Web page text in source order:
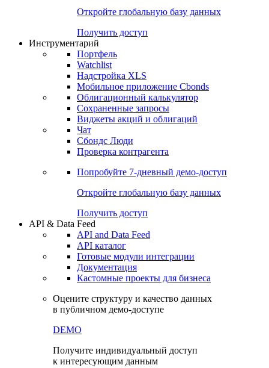
Откройте глобальную базу данных
Получить доступ
Инструментарий
Портфель
Watchlist
Надстройка XLS
Мобильное приложение Cbonds
Облигационный калькулятор
Сохраненные запросы
Виджеты акций и облигаций
Чат
Сбондс Люди
Проверка контрагента
Попробуйте 7-дневный демо-доступ
Откройте глобальную базу данных
Получить доступ
API & Data Feed
API and Data Feed
API каталог
Готовые модули интеграции
Документация
Кастомные проекты для бизнеса
Оцените структуру и качество данных
в публичном демо-доступе
DEMO
Получите индивидуальный доступ
к интересующим данным